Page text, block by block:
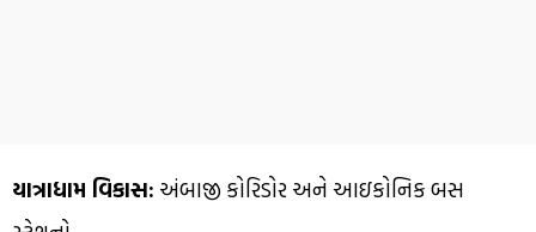
યાત્રાધામ વિકાસ: અંબાજી કોરિડોર અને આઇકોનિક બસ